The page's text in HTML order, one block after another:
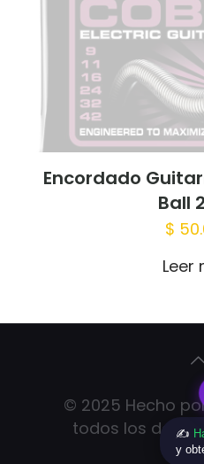
Encordado
Ball
$
Leer
✍️
y
© 2025 Hecho
todos los